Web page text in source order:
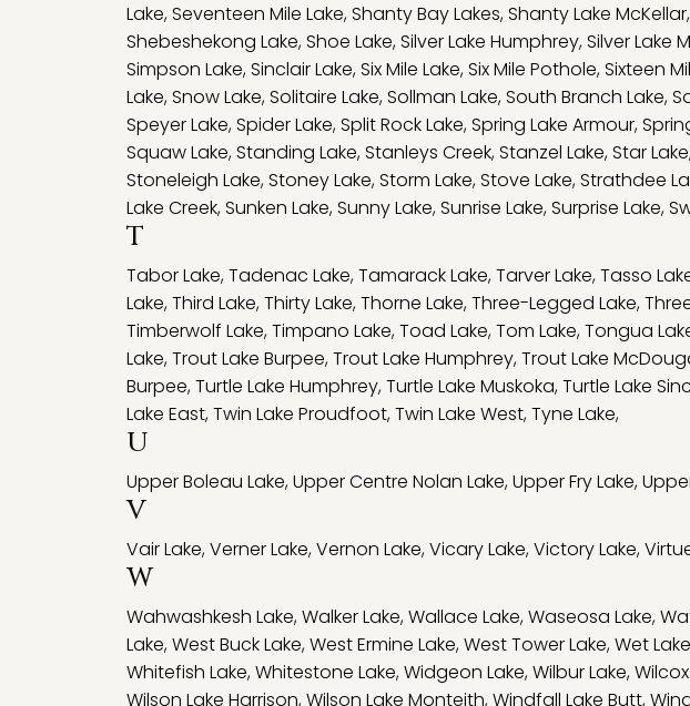
Lake,Seventeen Mile Lake,Shanty Bay Lakes,Shanty Lake McKellar,
Shebeshekong Lake,Shoe Lake,Silver Lake Humphrey,Silver Lake
Simpson Lake,Sinclair Lake,Six Mile Lake,Six Mile Pothole,Sixteen
Lake,Snow Lake,Solitaire Lake,Sollman Lake,South Branch Lake,
Speyer Lake,Spider Lake,Split Rock Lake,Spring Lake Armour,
Squaw Lake,Standing Lake,Stanleys Creek,Stanzel Lake,Star Lake
Stoneleigh Lake,Stoney Lake,Storm Lake,Stove Lake,Strathdee
Lake Creek,Sunken Lake,Sunny Lake,Sunrise Lake,Surprise Lake,
T
Tabor Lake,Tadenac Lake,Tamarack Lake,Tarver Lake,Tasso
Lake,Third Lake,Thirty Lake,Thorne Lake,Three-Legged Lake,
Timberwolf Lake,Timpano Lake,Toad Lake,Tom Lake,Tongua
Lake,Trout Lake Burpee,Trout Lake Humphrey,Trout Lake
Burpee,Turtle Lake Humphrey,Turtle Lake Muskoka,Turtle Lake
Lake East,Twin Lake Proudfoot,Twin Lake West,Tyne Lake,
U
Upper Boleau Lake,Upper Centre Nolan Lake,Upper Fry Lake,
V
Vair Lake,Verner Lake,Vernon Lake,Vicary Lake,Victory Lake,
W
Wahwashkesh Lake,Walker Lake,Wallace Lake,Waseosa Lake,
Lake,West Buck Lake,West Ermine Lake,West Tower Lake,Wet Lake
Whitefish Lake,Whitestone Lake,Widgeon Lake,Wilbur Lake,
Wilson Lake Harrison,Wilson Lake Monteith,Windfall Lake Butt,